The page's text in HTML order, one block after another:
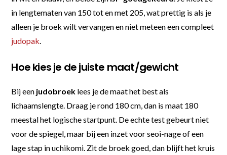
in lengtematen van 150 tot en met 205, wat prettig is als je
alleen je broek wilt vervangen en niet meteen een compleet
judopak.
Hoe kies je de juiste maat/gewicht
Bij een judobroek lees je de maat het best als
lichaamslengte. Draag je rond 180 cm, dan is maat 180
meestal het logische startpunt. De echte test gebeurt niet
voor de spiegel, maar bij een inzet voor seoi-nage of een
lage stap in uchikomi. Zit de broek goed, dan blijft het kruis